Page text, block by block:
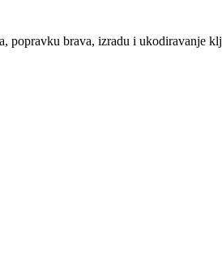
popravku brava, izradu i ukodiravanje